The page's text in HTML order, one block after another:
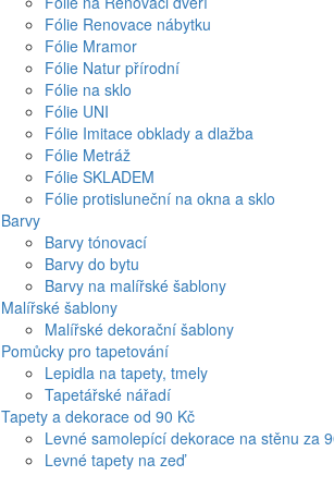
Fólie Renovace nábytku
Fólie Mramor
Fólie Natur přírodní
Fólie na sklo
Fólie UNI
Fólie Imitace obklady a dlažba
Fólie Metráž
Fólie SKLADEM
Fólie protisluneční na okna a sklo
Barvy
Barvy tónovací
Barvy do bytu
Barvy na malířské šablony
Malířské šablony
Malířské dekorační šablony
Pomůcky pro tapetování
Lepidla na tapety, tmely
Tapetářské nářadí
Tapety a dekorace od 90 Kč
Levné samolepící dekorace na stěnu za
Levné tapety na zeď